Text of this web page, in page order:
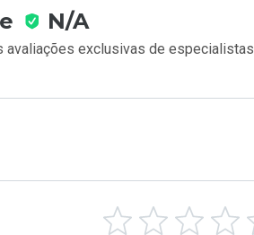
N/A
avaliações exclusivas de especialistas